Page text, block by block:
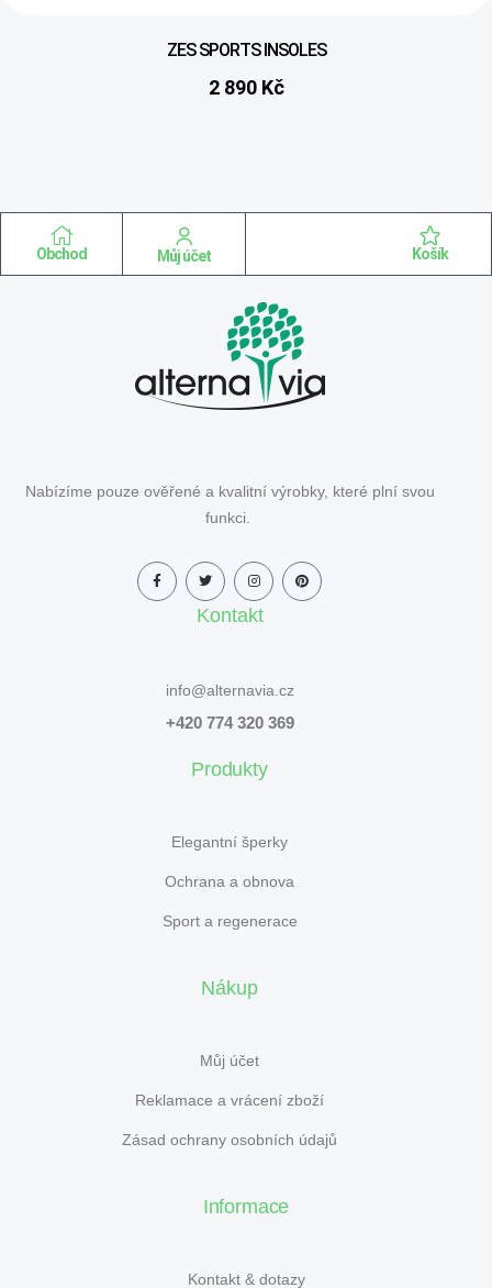
ZES SPORTS INSOLES
2 890 Kč
Obchod Můj účet Košík
Nabízíme pouze ověřené a kvalitní výrobky, které plní svou
funkci.
Kontakt
info@alternavia.cz
+420 774 320 369
Produkty
Elegantní šperky
Ochrana a obnova
Sport a regenerace
Nákup
Můj účet
Reklamace a vrácení zboží
Zásad ochrany osobních údajů
Informace
Kontakt & dotazy